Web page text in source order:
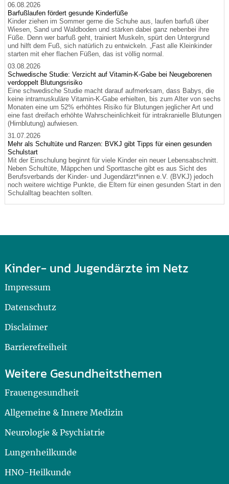
06.08.2026
Barfußlaufen fördert gesunde Kinderfüße
Kinder ziehen im Sommer gerne die Schuhe aus, laufen barfuß über
Wiesen, Sand und Waldboden und stärken dabei ganz nebenbei ihre
Füße. Denn wer barfuß geht, trainiert Muskeln, spürt den Untergrund
und hilft dem Fuß, sich natürlich zu entwickeln. „Fast alle Kleinkinder
starten mit eher flachen Füßen, das ist völlig normal.
03.08.2026
Schwedische Studie: Verzicht auf Vitamin-K-Gabe bei Neugeborenen
verdoppelt Blutungsrisiko
Eine schwedische Studie macht darauf aufmerksam, dass Babys, die
keine intramuskuläre Vitamin-K-Gabe erhielten, bis zum Alter von sechs
Monaten eine um 52% erhöhtes Risiko für Blutungen jeglicher Art und
eine fast dreifach erhöhte Wahrscheinlichkeit für intrakranielle Blutungen
(Hirnblutung) aufwiesen.
31.07.2026
Mehr als Schultüte und Ranzen: BVKJ gibt Tipps für einen gesunden
Schulstart
Mit der Einschulung beginnt für viele Kinder ein neuer Lebensabschnitt.
Neben Schultüte, Mäppchen und Sporttasche gibt es aus Sicht des
Berufsverbands der Kinder- und Jugendärzt*innen e.V. (BVKJ) jedoch
noch weitere wichtige Punkte, die Eltern für einen gesunden Start in den
Schulalltag beachten sollten.
Kinder- und Jugendärzte im Netz
Impressum
Datenschutz
Disclaimer
Barrierefreiheit
Weitere Gesundheitsthemen
Frauengesundheit
Allgemeine & Innere Medizin
Neurologie & Psychiatrie
Lungenheilkunde
HNO-Heilkunde